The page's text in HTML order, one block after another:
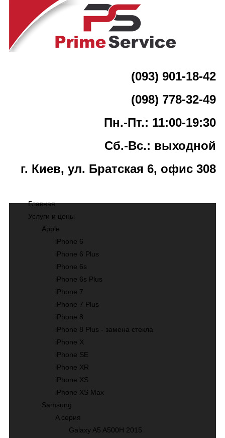
(093) 901-18-42
(098) 778-32-49
Пн.-Пт.: 11:00-19:30
Сб.-Вс.: выходной
г. Киев, ул. Братская 6, офис 308
Главная
Услуги и цены
Apple
iPhone 6
iPhone 6 Plus
iPhone 6s
iPhone 6s Plus
iPhone 7
iPhone 7 Plus
iPhone 8
iPhone 8 Plus - замена стекла
iPhone X
iPhone SE
iPhone XR
iPhone XS
iPhone XS Max
Samsung
A серия
Galaxy A5 A500H 2015